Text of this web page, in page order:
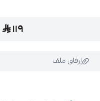
١١٩
إرفاق ملف